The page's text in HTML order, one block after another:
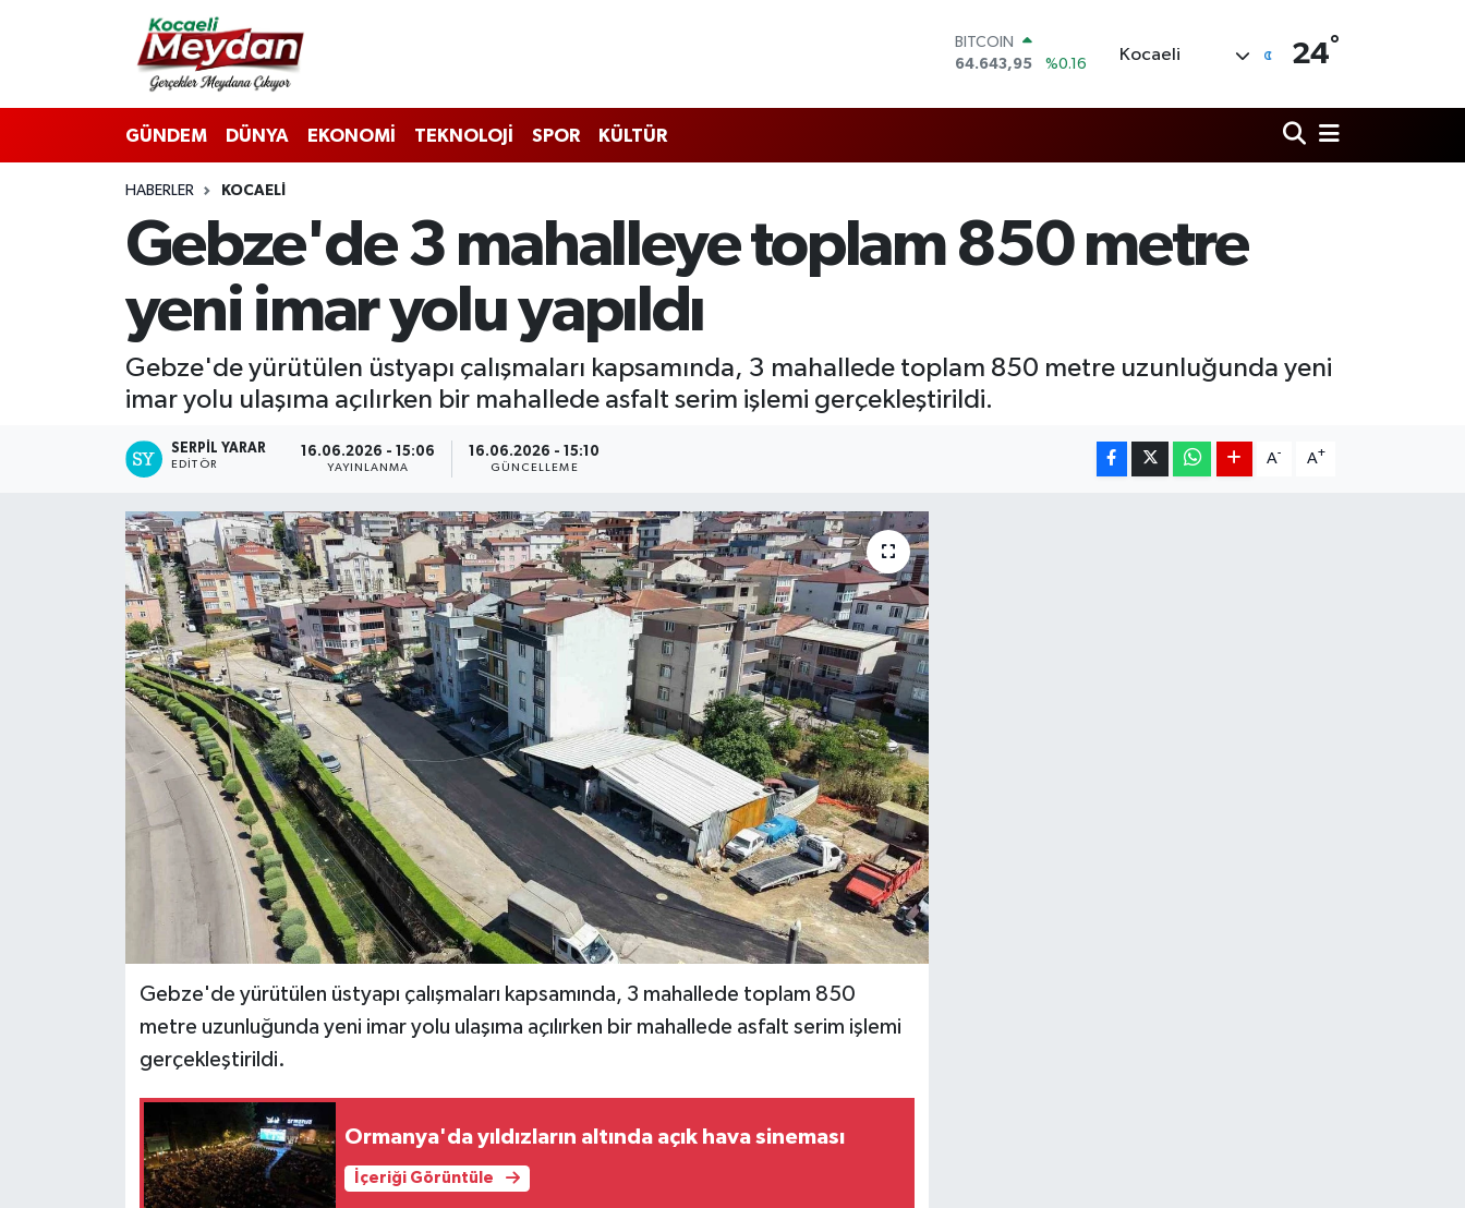
64.643,95
DOLAR
6500.87
%0.12
BİST100
13.799
%70
Kocaeli 24°
GÜNDEM DÜNYA EKONOMİ TEKNOLOJİ SPOR KÜLTÜR
HABERLER KOCAELI
Gebze'de 3 mahalleye toplam 850 metre
yeni imar yolu yapıldı
Gebze'de yürütülen üstyapı çalışmaları kapsamında, 3 mahallede toplam 850 metre uzunluğunda yeni
imar yolu ulaşıma açılırken bir mahallede asfalt serim işlemi gerçekleştirildi.
SERPİL YARAR
EDITÖR
16.06.2026 - 15:06
YAYINLANMA
16.06.2026 - 15:10
GÜNCELLEME
A- A+
Gebze'de yürütülen üstyapı çalışmaları kapsamında, 3 mahallede toplam 850
metre uzunluğunda yeni imar yolu ulaşıma açılırken bir mahallede asfalt serim işlemi
gerçekleştirildi.
Ormanya'da yıldızların altında açık hava sineması
İçeriği Görüntüle
Nöbetçi Eczaneler
Hava Durumu
Trafik Durumu
Süper Lig Puan Durumu ve Fikstür
Tüm Manşetler
Son Dakika Haberleri